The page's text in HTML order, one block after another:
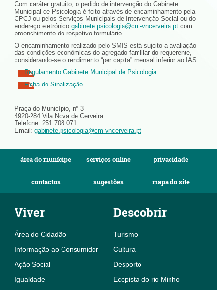
Com caráter gratuito, o pedido de intervenção do Gabinete
Municipal de Psicologia é feito através de encaminhamento pela
CPCJ ou pelos Serviços Municipais de Intervenção Social ou do
endereço eletrónico gabinete.psicologia@cm-vncerveira.pt com
preenchimento do respetivo formulário.
O encaminhamento realizado pelo SMIS está sujeito a avaliação
das condições económicas do agregado familiar do requerente,
considerando-se o rendimento “per capita” mensal inferior ao IAS.
Regulamento Gabinete Municipal de Psicologia
Ficha de Sinalização
Praça do Município, nº 3
4920-284 Vila Nova de Cerveira
Telefone: 251 708 071
Email: gabinete.psicologia@cm-vncerveira.pt
área do munícipe serviços online privacidade
contactos sugestões mapa do site
Viver
Área do Cidadão
Informação ao Consumidor
Ação Social
Igualdade
Descobrir
Turismo
Cultura
Desporto
Ecopista do rio Minho